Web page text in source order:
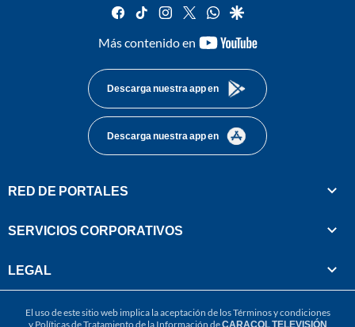
facebook
tiktok instagram
twitterwhatsapp
google
Más contenido en
youtube-
Descarga nuestra app en
Descarga nuestra app en
RED DE PORTALES
SERVICIOS CORPORATIVOS
LEGAL
El uso de este sitio web implica la aceptación de losTérminos y condiciones
y Políticas de Tratamiento de la Información deCARACOL TELEVISIÓN